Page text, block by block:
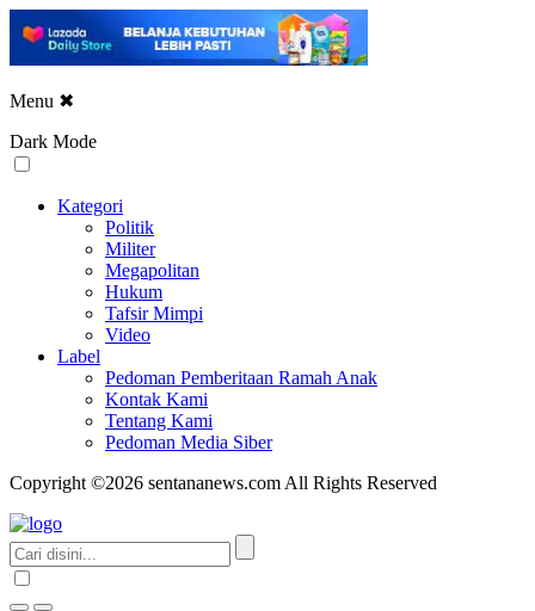
Menu ✖
Dark Mode
Kategori
Politik
Militer
Megapolitan
Hukum
Tafsir Mimpi
Video
Label
Pedoman Pemberitaan Ramah Anak
Kontak Kami
Tentang Kami
Pedoman Media Siber
Copyright ©2026 sentananews.com All Rights Reserved